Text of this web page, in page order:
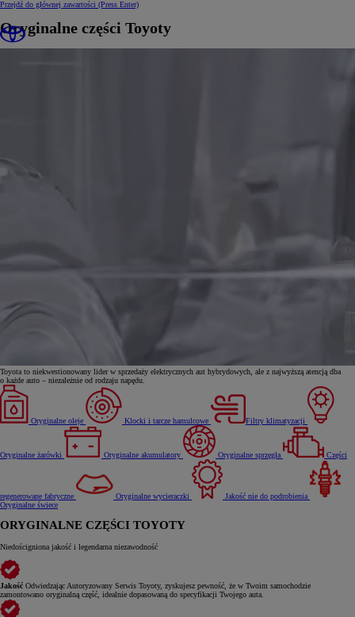
Przejdź do głównej zawartości (Press Enter)
Oryginalne części Toyoty
Toyota to niekwestionowany lider w sprzedaży elektrycznych aut hybrydowych, ale z najwyższą atencją dba
o każde auto – niezależnie od rodzaju napędu.
Oryginalne oleje Klocki i tarcze hamulcowe Filtry klimatyzacji
Oryginalne żarówki Oryginalne akumulatory Oryginalne sprzęgła Części
regenerowane fabryczne Oryginalne wycieraczki
Jakość nie do podrobienia
Oryginalne świece
ORYGINALNE CZĘŚCI TOYOTY
Niedościgniona jakość i legendarna niezawodność
Jakość Odwiedzając Autoryzowany Serwis Toyoty, zyskujesz pewność, że w Twoim samochodzie
zamontowano oryginalną część, idealnie dopasowaną do specyfikacji Twojego auta.